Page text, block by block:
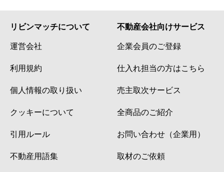
リビンマッチについて
運営会社
利用規約
個人情報の取り扱い
クッキーについて
引用ルール
不動産用語集
不動産会社向けサービス
企業会員のご登録
仕入れ担当の方はこちら
売主取次サービス
全商品のご紹介
お問い合わせ（企業用）
取材のご依頼